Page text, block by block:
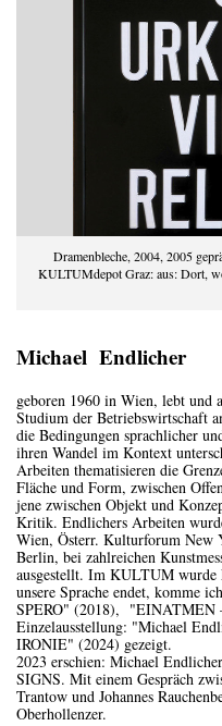
Dramenbleche, 2004, 2005
KULTUMdepot Graz: aus: Dort,
Michael Endlicher
geboren 1960 in Wien, lebt und
Studium der Betriebswirtschaft
die Bedingungen sprachlicher
ihren Wandel im Kontext
Arbeiten thematisieren die
Fläche und Form, zwischen
jene zwischen Objekt und
Kritik. Endlichers Arbeiten
Wien, Österr. Kulturforum New
Berlin, bei zahlreichen
ausgestellt. Im KULTUM
unsere Sprache endet, komme
SPERO" (2018), "EINATMEN
Einzelausstellung: "Michael
IRONIE" (2024) gezeigt.
2023 erschien: Michael
SIGNS. Mit einem Gespräch
Trantow und Johannes
Oberhollenzer.